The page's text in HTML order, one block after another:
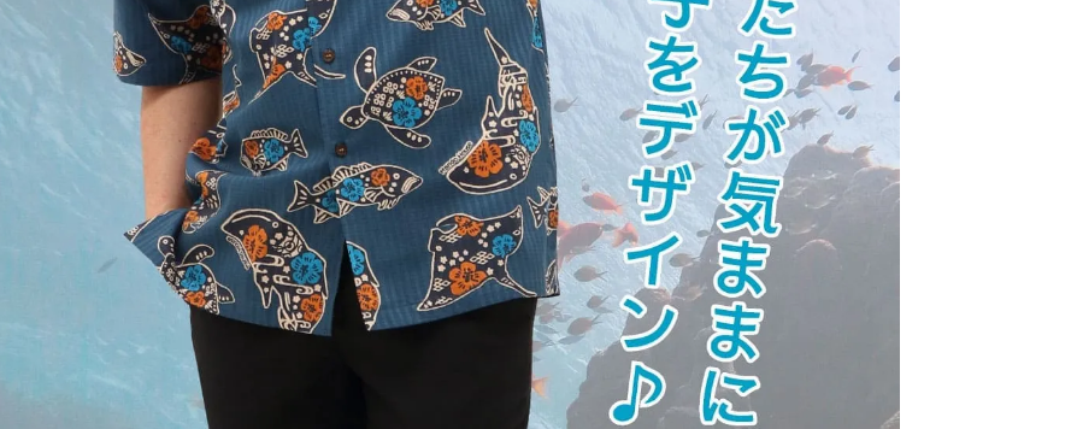
お届けが遅れる場合がございます。